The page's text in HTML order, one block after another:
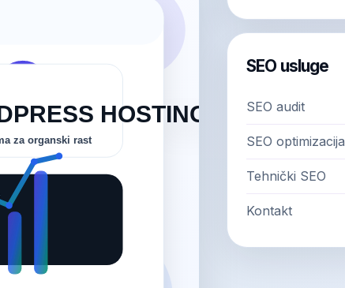
SEO usluge
SEO audit
SEO optimizacija
Tehnički SEO
Kontakt